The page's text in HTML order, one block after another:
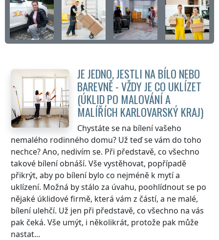
JE JEDNO, JESTLI NA BÍLO NEBO
BAREVNĚ - VŽDY JE CO UKLÍZET
(ÚKLID PO MALOVÁNÍ A
MALÍŘÍCH KARLOVARSKÝ KRAJ)
Chystáte se na bílení vašeho
nemalého rodinného domu? Už teď se vám do toho
nechce? Ano, nedivím se. Při představě, co všechno
takové bílení obnáší. Vše vystěhovat, popřípadě
přikrýt, aby po bílení bylo co nejméně k mytí a
uklízení. Možná by stálo za úvahu, poohlídnout se po
nějaké úklidové firmě, která vám z částí, a ne malé,
bílení ulehčí. Už jen při představě, co všechno na vás
pak čeká. Vše umýt, i několikrát, protože pak může
nastat...